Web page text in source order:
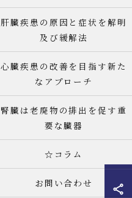
肝臓疾患の原因と症状を解明
及び緩解法
心臓疾患の改善を目指す新た
なアプローチ
腎臓は老廃物の排出を促す重
要な臓器
☆コラム
お問い合わせ